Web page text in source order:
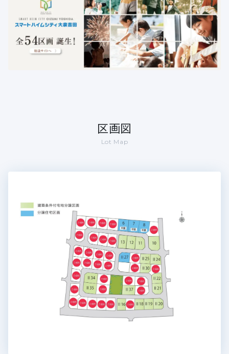
区画図
Lot Map